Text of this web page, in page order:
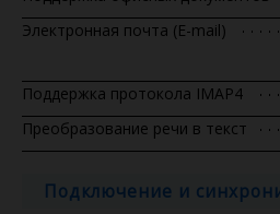
Электронная почта (E-mail)
Поддержка протокола IMAP4
Преобразование речи в текст
Подключение и